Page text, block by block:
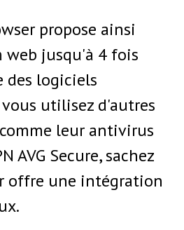
propose ainsi
jusqu'à 4 fois
des logiciels
utilisez d'autres
leur antivirus
AVG Secure, sachez
offre une intégration